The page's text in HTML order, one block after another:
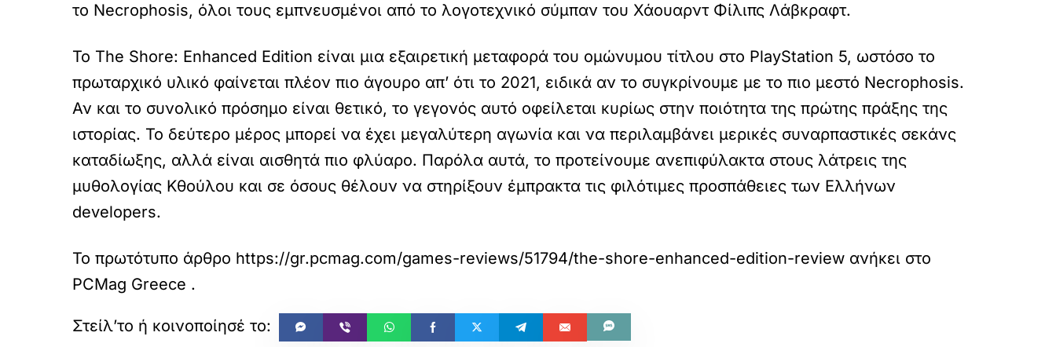
το Necrophosis, όλοι τους εμπνευσμένοι από το λογοτεχνικό σύμπαν του Χάουαρντ Φίλιπς Λάβκραφτ.
Το The Shore: Enhanced Edition είναι μια εξαιρετική μεταφορά του ομώνυμου τίτλου στο PlayStation 5, ωστόσο το
πρωταρχικό υλικό φαίνεται πλέον πιο άγουρο απ’ ότι το 2021, ειδικά αν το συγκρίνουμε με το πιο μεστό Necrophosis.
Αν και το συνολικό πρόσημο είναι θετικό, το γεγονός αυτό οφείλεται κυρίως στην ποιότητα της πρώτης πράξης της
ιστορίας. Το δεύτερο μέρος μπορεί να έχει μεγαλύτερη αγωνία και να περιλαμβάνει μερικές συναρπαστικές σεκάνς
καταδίωξης, αλλά είναι αισθητά πιο φλύαρο. Παρόλα αυτά, το προτείνουμε ανεπιφύλακτα στους λάτρεις της
μυθολογίας Κθούλου και σε όσους θέλουν να στηρίξουν έμπρακτα τις φιλότιμες προσπάθειες των Ελλήνων
developers.
Το πρωτότυπο άρθρο https://gr.pcmag.com/games-reviews/51794/the-shore-enhanced-edition-review ανήκει στο
PCMag Greece .